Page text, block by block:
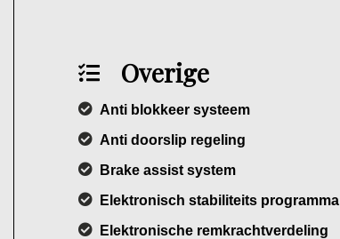
Overige
Anti blokkeer systeem
Anti doorslip regeling
Brake assist system
Elektronisch stabiliteits programma
Elektronische remkrachtverdeling